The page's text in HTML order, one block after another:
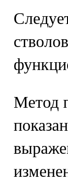
Метод